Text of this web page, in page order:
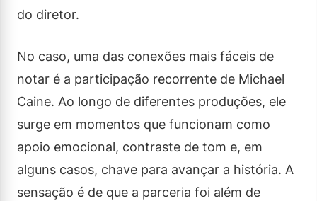
do diretor.
No caso, uma das conexões mais fáceis de
notar é a participação recorrente de Michael
Caine. Ao longo de diferentes produções, ele
surge em momentos que funcionam como
apoio emocional, contraste de tom e, em
alguns casos, chave para avançar a história. A
sensação é de que a parceria foi além de